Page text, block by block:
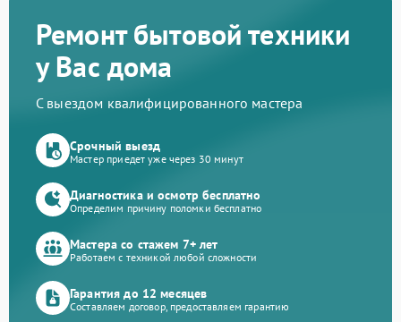
Ремонт бытовой техники
у Вас дома
С выездом квалифицированного мастера
Срочный выезд
Мастер приедет уже через 30 минут
Диагностика и осмотр бесплатно
Определим причину поломки бесплатно
Мастера со стажем 7+ лет
Работаем с техникой любой сложности
Гарантия до 12 месяцев
Составляем договор, предоставляем гарантию